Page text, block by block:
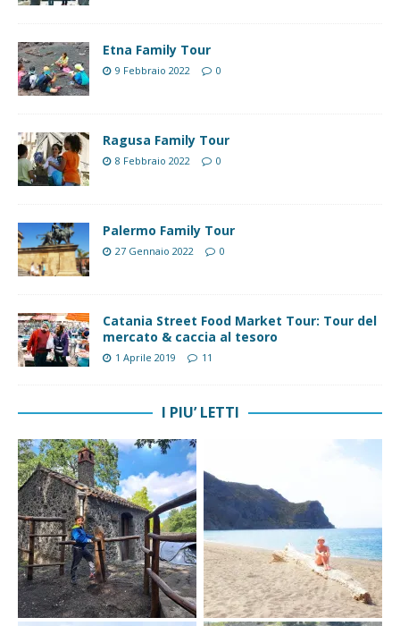
Etna Family Tour
9 Febbraio 2022 0
Ragusa Family Tour
8 Febbraio 2022 0
Palermo Family Tour
27 Gennaio 2022 0
Catania Street Food Market Tour: Tour del
mercato & caccia al tesoro
1 Aprile 2019 11
I PIU’ LETTI